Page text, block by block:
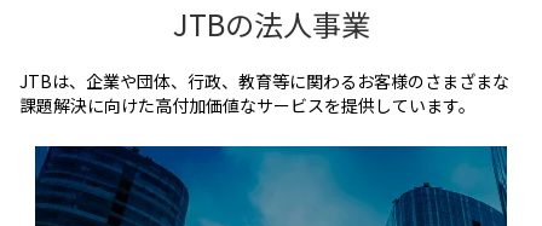
JTBの法人事業
JTBは、企業や団体、行政、教育等に関わるお客様のさまざまな
課題解決に向けた高付加価値なサービスを提供しています。